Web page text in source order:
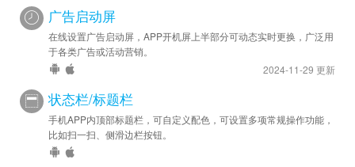
广告启动屏
在线设置广告启动屏，APP开机屏上半部分可动态实时更换，广泛用
于各类广告或活动营销。
2024-11-29 更新
状态栏/标题栏
手机APP内顶部标题栏，可自定义配色，可设置多项常规操作功能，
比如扫一扫、侧滑边栏按钮。